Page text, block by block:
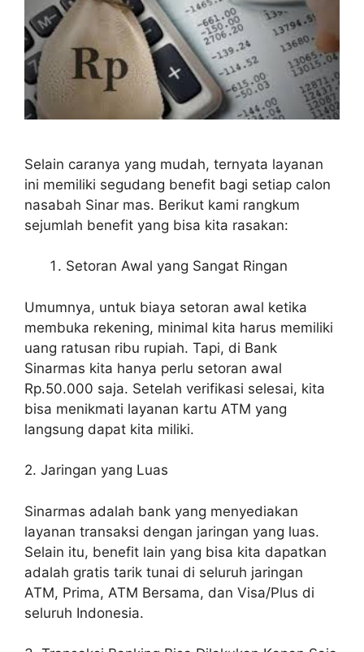
Selain caranya yang mudah, ternyata layanan
ini memiliki segudang benefit bagi setiap calon
nasabah Sinar mas. Berikut kami rangkum
sejumlah benefit yang bisa kita rasakan:
Setoran Awal yang Sangat Ringan
Umumnya, untuk biaya setoran awal ketika
membuka rekening, minimal kita harus memiliki
uang ratusan ribu rupiah. Tapi, di Bank
Sinarmas kita hanya perlu setoran awal
Rp.50.000 saja. Setelah verifikasi selesai, kita
bisa menikmati layanan kartu ATM yang
langsung dapat kita miliki.
2. Jaringan yang Luas
Sinarmas adalah bank yang menyediakan
layanan transaksi dengan jaringan yang luas.
Selain itu, benefit lain yang bisa kita dapatkan
adalah gratis tarik tunai di seluruh jaringan
ATM, Prima, ATM Bersama, dan Visa/Plus di
seluruh Indonesia.